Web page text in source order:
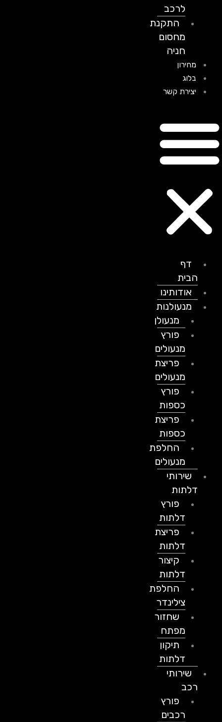
לרכב
התקנת
מחסום
חניה
מחירון
בלוג
יצירת קשר
דף
הבית
אודותינו
מנעולנות
מנעולן
פורץ
מנעולים
פריצת
מנעולים
פורץ
כספות
פריצת
כספות
החלפת
מנעולים
שירותי
דלתות
פורץ
דלתות
פריצת
דלתות
קיצור
דלתות
החלפת
צילינדר
שחזור
מפתח
תיקון
דלתות
שירותי
פורץ
רכבים